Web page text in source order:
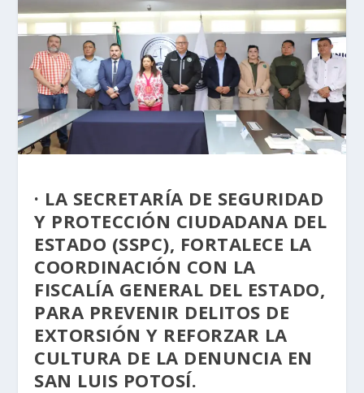
· LA SECRETARÍA DE SEGURIDAD
Y PROTECCIÓN CIUDADANA DEL
ESTADO (SSPC), FORTALECE LA
COORDINACIÓN CON LA
FISCALÍA GENERAL DEL ESTADO,
PARA PREVENIR DELITOS DE
EXTORSIÓN Y REFORZAR LA
CULTURA DE LA DENUNCIA EN
SAN LUIS POTOSÍ.